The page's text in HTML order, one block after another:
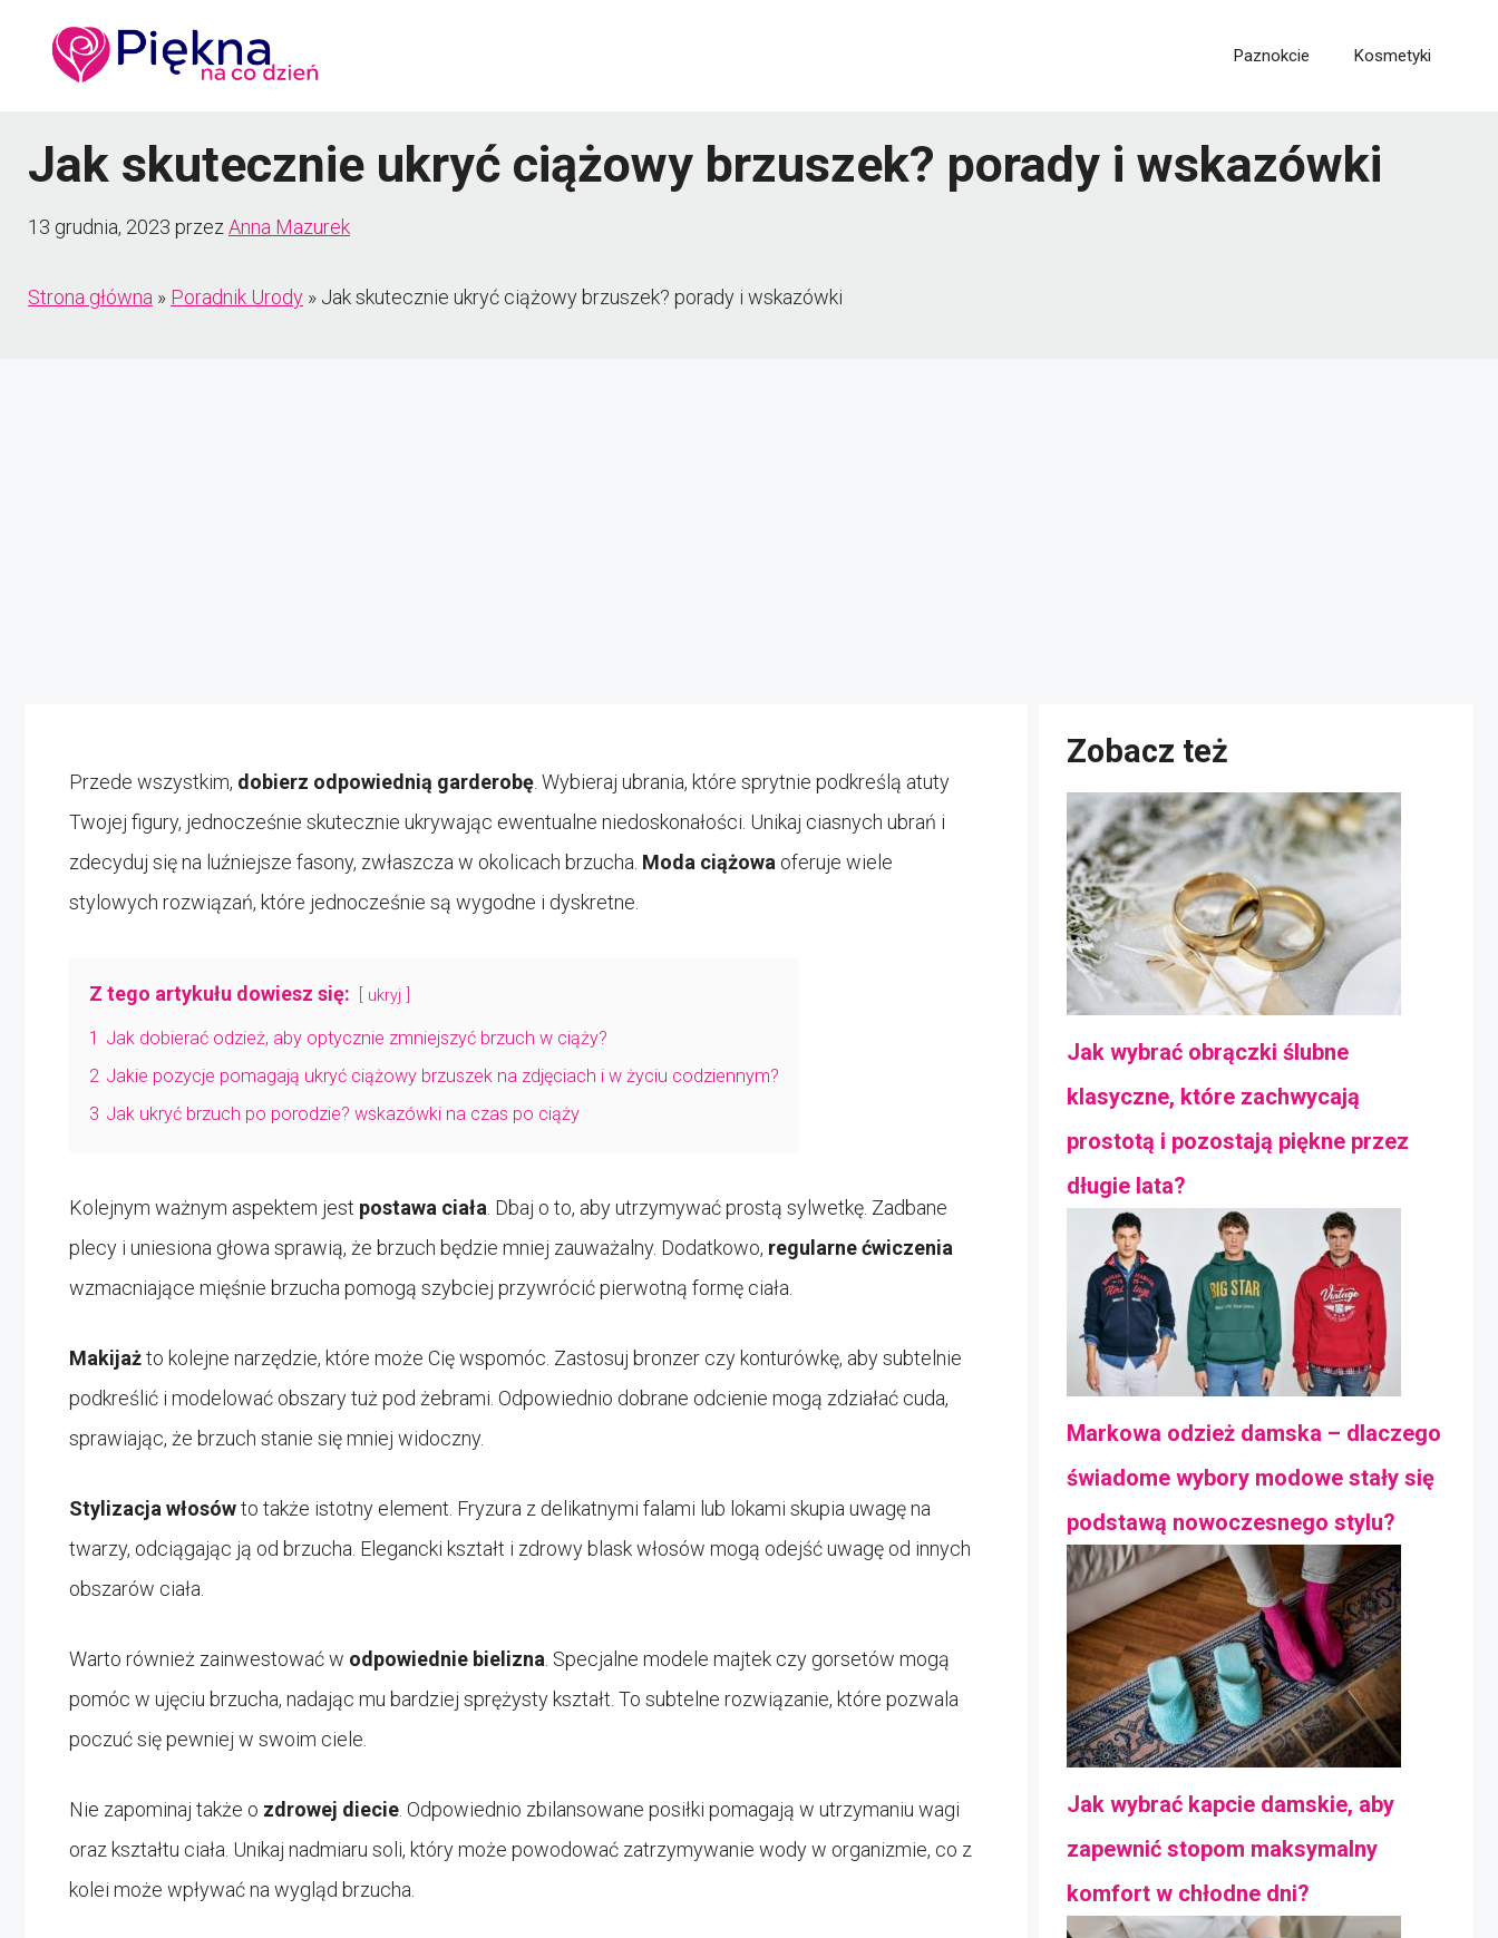
Paznokcie Kosmetyki
Jak skutecznie ukryć ciążowy brzuszek? porady i wskazówki
13 grudnia, 2023 przez Anna Mazurek
Strona główna » Poradnik Urody » Jak skutecznie ukryć ciążowy brzuszek? porady i wskazówki
Przede wszystkim, dobierz odpowiednią garderobę . Wybieraj ubrania, które sprytnie podkreślą atuty
Twojej figury, jednocześnie skutecznie ukrywając ewentualne niedoskonałości. Unikaj ciasnych ubrań i
zdecyduj się na luźniejsze fasony, zwłaszcza w okolicach brzucha. Moda ciążowa oferuje wiele
stylowych rozwiązań, które jednocześnie są wygodne i dyskretne.
Z tego artykułu dowiesz się: ukryj
1 Jak dobierać odzież, aby optycznie zmniejszyć brzuch w ciąży?
2 Jakie pozycje pomagają ukryć ciążowy brzuszek na zdjęciach i w życiu codziennym?
3 Jak ukryć brzuch po porodzie? wskazówki na czas po ciąży
Kolejnym ważnym aspektem jest postawa ciała . Dbaj o to, aby utrzymywać prostą sylwetkę. Zadbane
plecy i uniesiona głowa sprawią, że brzuch będzie mniej zauważalny. Dodatkowo, regularne ćwiczenia
wzmacniające mięśnie brzucha pomogą szybciej przywrócić pierwotną formę ciała.
Makijażto kolejne narzędzie, które może Cię wspomóc. Zastosuj bronzer czy konturówkę, aby subtelnie
podkreślić i modelować obszary tuż pod żebrami. Odpowiednio dobrane odcienie mogą zdziałać cuda,
sprawiając, że brzuch stanie się mniej widoczny.
Stylizacja włosówto także istotny element. Fryzura z delikatnymi falami lub lokami skupia uwagę na
twarzy, odciągając ją od brzucha. Elegancki kształt i zdrowy blask włosów mogą odejść uwagę od innych
obszarów ciała.
Warto również zainwestować w odpowiednie bielizna . Specjalne modele majtek czy gorsetów mogą
pomóc w ujęciu brzucha, nadając mu bardziej sprężysty kształt. To subtelne rozwiązanie, które pozwala
poczuć się pewniej w swoim ciele.
Nie zapominaj także o zdrowej diecie . Odpowiednio zbilansowane posiłki pomagają w utrzymaniu wagi
oraz kształtu ciała. Unikaj nadmiaru soli, który może powodować zatrzymywanie wody w organizmie, co z
kolei może wpływać na wygląd brzucha.
Zobacz też
Jak wybrać obrączki ślubne
klasyczne, które zachwycają
prostotą i pozostają piękne przez
długie lata?
Markowa odzież damska – dlaczego
świadome wybory modowe stały się
podstawą nowoczesnego stylu?
Jak wybrać kapcie damskie, aby
zapewnić stopom maksymalny
komfort w chłodne dni?